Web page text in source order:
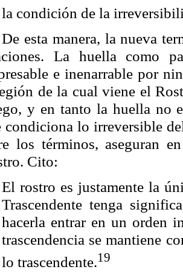
la condición de la
De esta manera, la nueva
La huella como
e inenarrable por
de la cual viene el
y en tanto la huella no
condiciona lo irreversible
los términos, aseguran
Cito:
El rostro es justamente la
Trascendente tenga
hacerla entrar en un orden
trascendencia se mantiene
lo trascendente.19